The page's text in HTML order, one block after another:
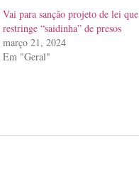
Vai para sanção projeto de lei que
restringe “saidinha” de presos
março 21, 2024
Em "Geral"